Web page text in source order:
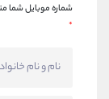
شماره موبایل شما
*